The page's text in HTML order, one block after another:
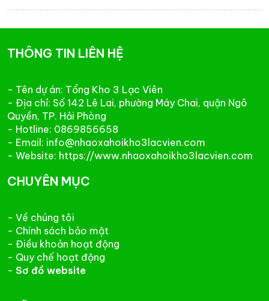
THÔNG TIN LIÊN HỆ
- Tên dự án: Tổng Kho 3 Lạc Viên
- Địa chỉ: Số 142 Lê Lai, phường Máy Chai, quận Ngô
Quyền, TP. Hải Phòng
- Hotline: 0869856658
- Email: info@nhaoxahoikho3lacvien.com
- Website: https://www.nhaoxahoikho3lacvien.com
CHUYÊN MỤC
- Về chúng tôi
- Chính sách bảo mật
- Điều khoản hoạt động
- Quy chế hoạt động
- Sơ đồ website